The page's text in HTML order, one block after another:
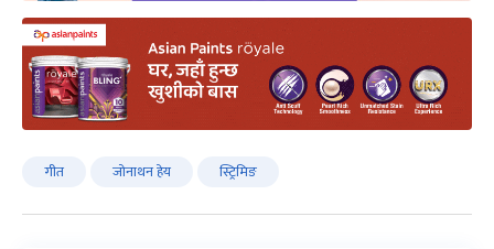
गीत जोनाथन हेय स्ट्रिमिङ